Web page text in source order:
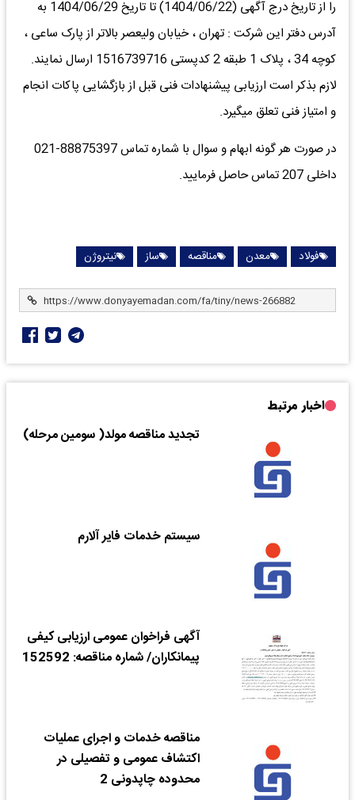
را از تاریخ درج آگهی (1404/06/22) تا تاریخ 1404/06/29 به
آدرس دفتر این شرکت : تهران ، خیابان ولیعصر بالاتر از پارک ساعی ،
کوچه 34 ، پلاک 1 طبقه 2 کدپستی 1516739716 ارسال نمایند.
لازم بذکر است ارزیابی پیشنهادات فنی قبل از بازگشایی پاکات انجام
و امتیاز فنی تعلق میگیرد.
در صورت هر گونه ابهام و سوال با شماره تماس 88875397-021
داخلی 207 تماس حاصل فرمایید.
فولاد معدن مناقصه ساز نیتروژن
اخبار مرتبط
تجدید مناقصه مولد( سومین مرحله)
سیستم خدمات فایر آلارم
آگهی فراخوان عمومی ارزیابی کیفی
پیمانکاران/ شماره مناقصه: 152592
مناقصه خدمات و اجرای عملیات
اکتشاف عمومی و تفصیلی در
محدوده چاپدونی 2